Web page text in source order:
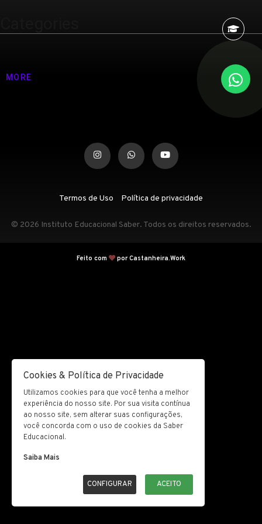
MORE
Termos de Uso Política de privacidade
© 2026 Instituto Educacional Saber. Todos os direitos reservados.
Feito com por Castanheira.Work
Cookies & Política de Privacidade
Utilizamos cookies para que você tenha a melhor
experiência do nosso site. Por sua visita contínua
ao nosso site, sem alterar suas configurações,
você concorda com o uso de cookies da Saber
Educacional.
Saiba Mais
CONFIGURAR ACEITO